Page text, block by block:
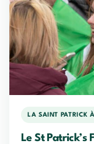
LA SAINT PATRICK
Le St Patrick’s